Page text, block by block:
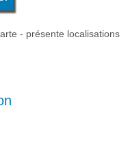
- présente localisations